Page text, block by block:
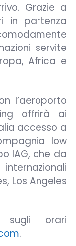
Grazie a
in partenza
servite
Africa e
l’aeroporto
offrirà ai
accesso a
low
IAG, che da
Los Angeles
sugli orari
.